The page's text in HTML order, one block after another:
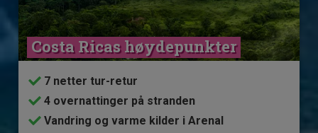
Costa Ricas høydepunkter
7 netter tur-retur
4 overnattinger på stranden
Vandring og varme kilder i Arenal